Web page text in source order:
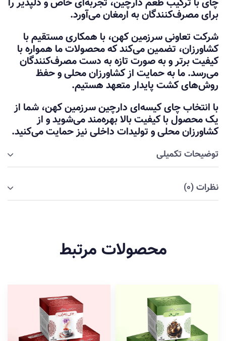
برای مصرف‌کنندگان به ارمغان می‌آورد.
شرکت تعاونی سرزمین کهن، با همکاری مستقیم با
کشاورزان، تضمین می‌کند که محصولات ما همواره با
کیفیت برتر و به صورت تازه به دست مصرف‌کنندگان
می‌رسد. ما به حمایت از کشاورزان محلی و حفظ
روش‌های کشت پایدار متعهد هستیم.
با انتخاب چای کیسه‌ای دارچین سرزمین کهن، شما از
یک محصول با کیفیت بالا بهره‌مند می‌شوید و از
کشاورزان محلی و تولیدات داخلی نیز حمایت می‌کنید.
توضیحات تکمیلی
نظرات (۰)
محصولات مرتبط